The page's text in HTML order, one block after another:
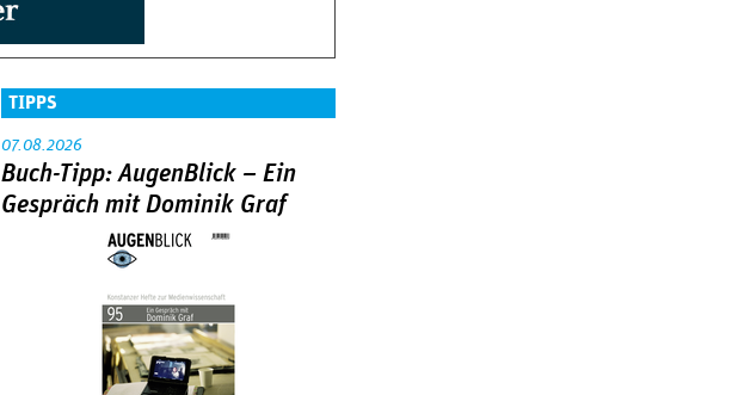
TIPPS
07.08.2026
Buch-Tipp: AugenBlick – Ein
Gespräch mit Dominik Graf